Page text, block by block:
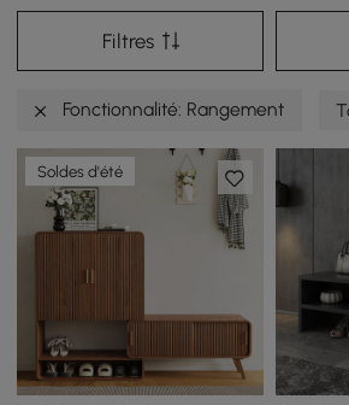
Filtres
Fonctionnalité: Rangement
Soldes d'été